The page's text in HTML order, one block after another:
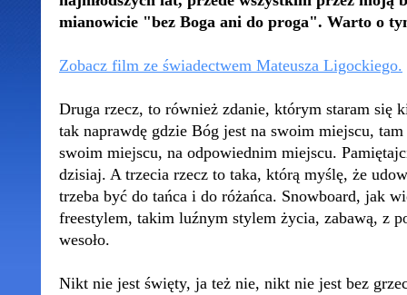
mianowicie "bez Boga ani do proga". Warto o
Zobacz film ze świadectwem Mateusza Ligockiego.
Druga rzecz, to również zdanie, którym staram się
tak naprawdę gdzie Bóg jest na swoim miejscu,
swoim miejscu, na odpowiednim miejscu.
dzisiaj. A trzecia rzecz to taka, którą myślę, że
trzeba być do tańca i do różańca. Snowboard, jak
freestylem, takim luźnym stylem życia, zabawą, z
wesoło.
Nikt nie jest święty, ja też nie, nikt nie jest bez